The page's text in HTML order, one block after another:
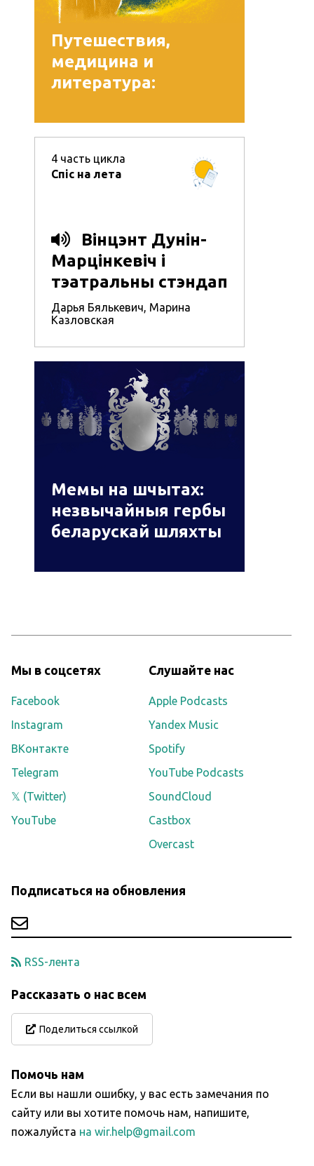
Путешествия,
медицина и
литература:
Саломеи
4 часть цикла
Спіс на лета
Вінцэнт Дунін-
Марцінкевіч і
тэатральны стэндап
Дарья Бялькевич, Марина
Казловская
Мемы на шчытах:
незвычайныя гербы
беларускай шляхты
Мы в соцсетях
Facebook
Instagram
ВКонтакте
Telegram
𝕏 (Twitter)
YouTube
Слушайте нас
Apple Podcasts
Yandex Music
Spotify
YouTube Podcasts
SoundCloud
Castbox
Overcast
Подписаться на обновления
RSS-лента
Рассказать о нас всем
Поделиться ссылкой
Помочь нам
Если вы нашли ошибку, у вас есть замечания по
сайту или вы хотите помочь нам, напишите,
пожалуйста на wir.help@gmail.com